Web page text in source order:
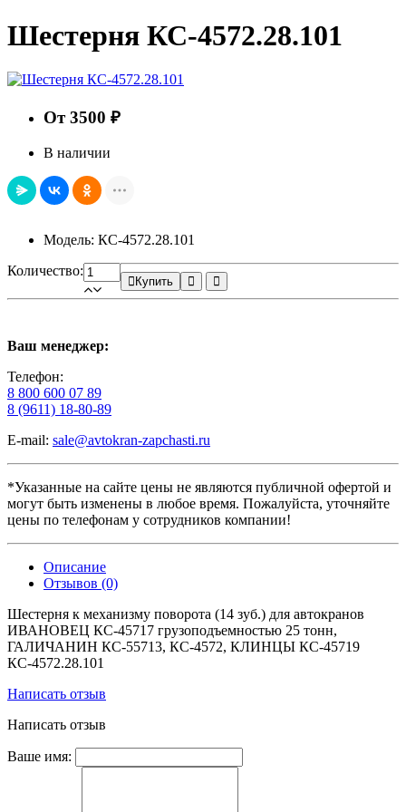
Шестерня КС-4572.28.101
От 3500 ₽
В наличии
Модель: КС-4572.28.101
Количество:
Купить
Ваш менеджер:
Телефон:
8 800 600 07 89
8 (9611) 18-80-89
E-mail: sale@avtokran-zapchasti.ru
*Указанные на сайте цены не являются публичной офертой и
могут быть изменены в любое время. Пожалуйста, уточняйте
цены по телефонам у сотрудников компании!
Описание
Отзывов (0)
Шестерня к механизму поворота (14 зуб.) для автокранов
ИВАНОВЕЦ КС-45717 грузоподъемностью 25 тонн,
ГАЛИЧАНИН КС-55713, КС-4572, КЛИНЦЫ КС-45719
КС-4572.28.101
Написать отзыв
Написать отзыв
Ваше имя: